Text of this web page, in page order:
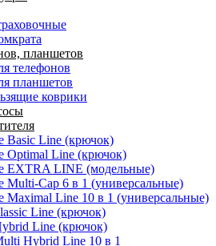
планшетов
телефонов
планшетов
коврики
Basic Line (крючок)
Optimal Line (крючок)
EXTRA LINE (модельные)
Multi-Cap 6 в 1 (универсальные)
Maximal Line 10 в 1 (универсальные)
Line (крючок)
Line (крючок)
Hybrid Line 10 в 1